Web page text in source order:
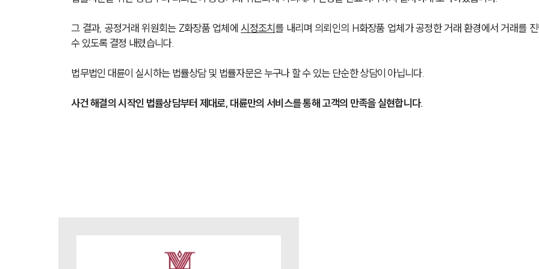
그 결과, 공정거래 위원회는 Z화장품 업체에 시정조치 를 내리며 의뢰인의 H화장품 업체가 공정한 거래 환경에서 거래를
수 있도록 결정 내렸습니다.
법무법인 대륜이 실시하는 법률상담 및 법률자문은 누구나 할 수 있는 단순한 상담이 아닙니다.
사건 해결의 시작인 법률상담부터 제대로, 대륜만의 서비스를 통해 고객의 만족을 실현합니다.